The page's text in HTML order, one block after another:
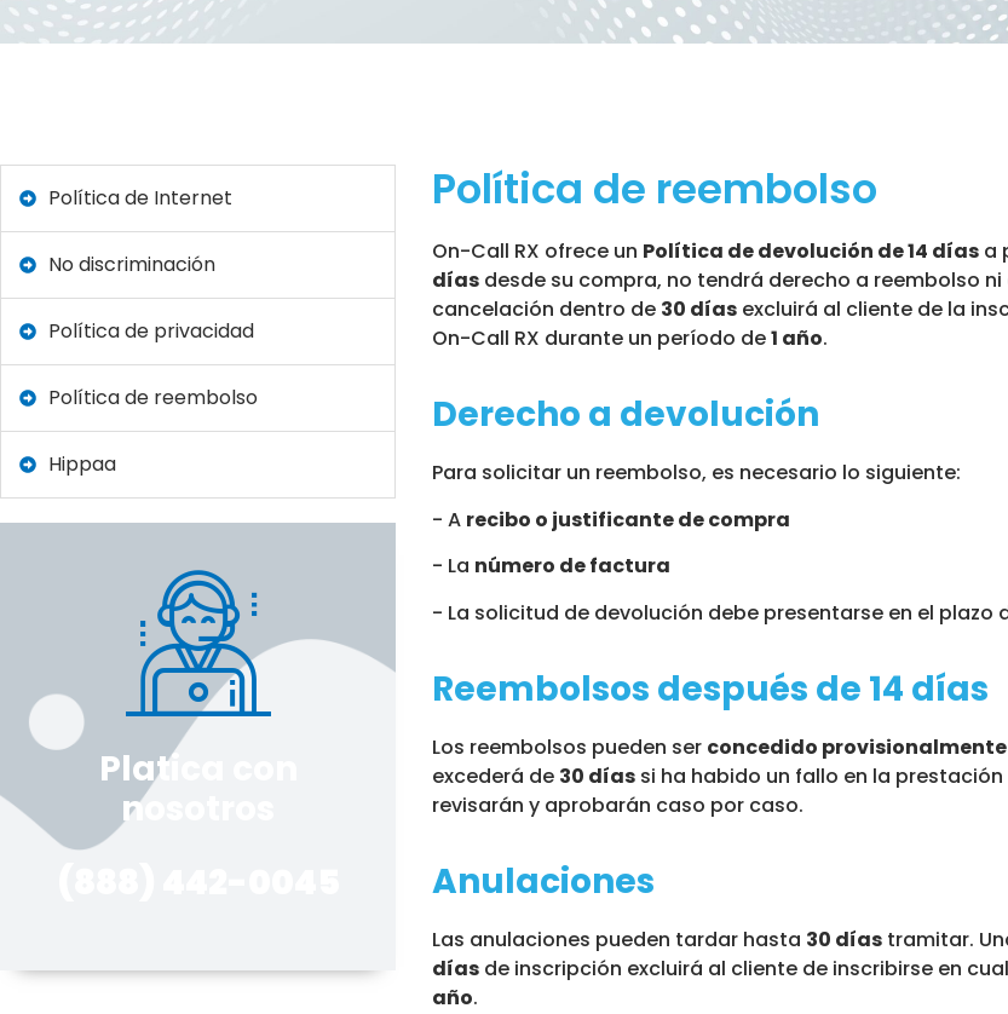
Política de Internet
No discriminación
Política de privacidad
Política de reembolso
Hippaa
Platica con
nosotros
Política de reembolso
On-Call RX ofrece un Política de devolución de 14 días a
días desde su compra, no tendrá derecho a reembolso
cancelación dentro de 30 días excluirá al cliente de la
On-Call RX durante un período de1 año.
Derecho a devolución
Para solicitar un reembolso, es necesario lo siguiente:
- A recibo o justificante de compra
- La número de factura
- La solicitud de devolución debe presentarse en el plazo
Reembolsos después de 14 días
Los reembolsos pueden ser concedido provisionalmente
excederá de 30 días si ha habido un fallo en la
revisarán y aprobarán caso por caso.
Anulaciones
Las anulaciones pueden tardar hasta 30 días tramitar.
días de inscripción excluirá al cliente de inscribirse en
año.